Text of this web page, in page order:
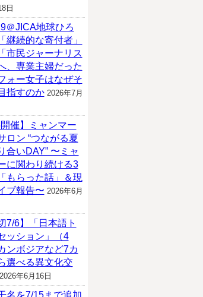
日
＠JICA地球ひろ
継続的な寄付者」
市民ジャーナリス
、専業主婦だった
ォー女子はなぜそ
指すのか 2026年7月
開催】ミャンマー
ロン “つながる夏
合いDAY” 〜ミャ
に関わり続ける3
もらった話」＆現
ブ報告〜 2026年6月
7/6】「日本語ト
ッション」（4
ンボジアなど7カ
選べる異文化交
2026年6月16日
名を7/15まで追加